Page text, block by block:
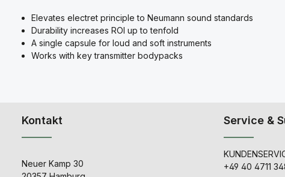
Elevates electret principle to Neumann sound standards
Durability increases ROI up to tenfold
A single capsule for loud and soft instruments
Works with key transmitter bodypacks
Kontakt
Neuer Kamp 30
Service &
+49 40 4711